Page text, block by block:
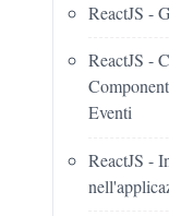
ReactJS -
ReactJS -
Eventi
ReactJS -